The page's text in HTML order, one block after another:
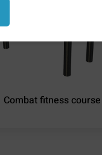
Combat fitness course